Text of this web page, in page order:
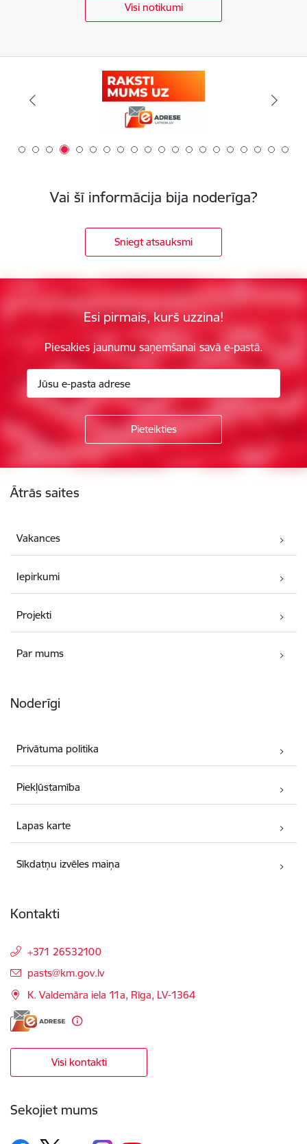
Visi notikumi
Vai šī informācija bija noderīga?
Sniegt atsauksmi
Esi pirmais, kurš uzzina!
Piesakies jaunumu saņemšanai savā e-pastā.
Ātrās saites
Vakances
Iepirkumi
Projekti
Par mums
Noderīgi
Privātuma politika
Piekļūstamība
Lapas karte
Sīkdatņu izvēles maiņa
Kontakti
+371 26532100
E-pasts:
pasts@km.gov.lv
K. Valdemāra iela 11a, Rīga, LV-1364
Visi kontakti
Sekojiet mums